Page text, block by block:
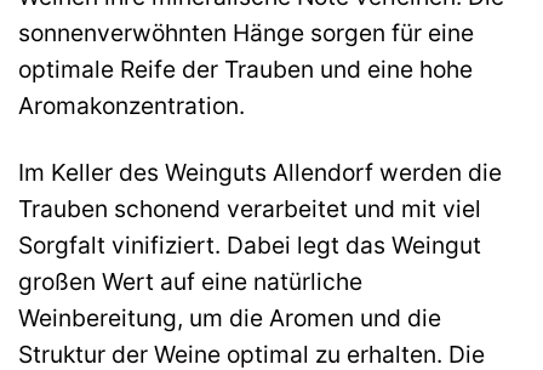
sonnenverwöhnten Hänge sorgen für eine
optimale Reife der Trauben und eine hohe
Aromakonzentration.
Im Keller des Weinguts Allendorf werden die
Trauben schonend verarbeitet und mit viel
Sorgfalt vinifiziert. Dabei legt das Weingut
großen Wert auf eine natürliche
Weinbereitung, um die Aromen und die
Struktur der Weine optimal zu erhalten. Die